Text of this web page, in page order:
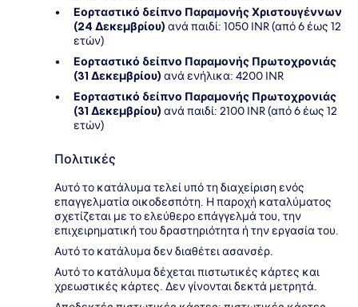
Εορταστικό δείπνο Παραμονής Χριστουγέννων
(24 Δεκεμβρίου) ανά παιδί: 1050 INR (από 6 έως 12
ετών)
Εορταστικό δείπνο Παραμονής Πρωτοχρονιάς
(31 Δεκεμβρίου) ανά ενήλικα: 4200 INR
Εορταστικό δείπνο Παραμονής Πρωτοχρονιάς
(31 Δεκεμβρίου) ανά παιδί: 2100 INR (από 6 έως 12
ετών)
Πολιτικές
Αυτό το κατάλυμα τελεί υπό τη διαχείριση ενός
επαγγελματία οικοδεσπότη. Η παροχή καταλύματος
σχετίζεται με το ελεύθερο επάγγελμά του, την
επιχειρηματική του δραστηριότητα ή την εργασία του.
Αυτό το κατάλυμα δεν διαθέτει ασανσέρ.
Αυτό το κατάλυμα δέχεται πιστωτικές κάρτες και
χρεωστικές κάρτες. Δεν γίνονται δεκτά μετρητά.